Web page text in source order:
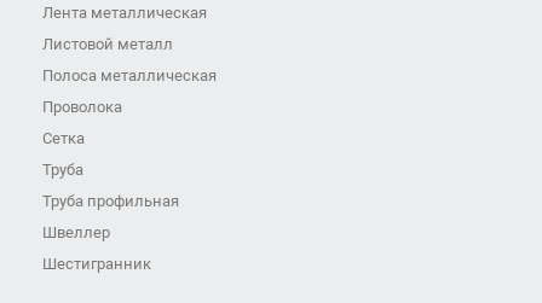
Лента металлическая
Листовой металл
Полоса металлическая
Проволока
Сетка
Труба
Труба профильная
Швеллер
Шестигранник